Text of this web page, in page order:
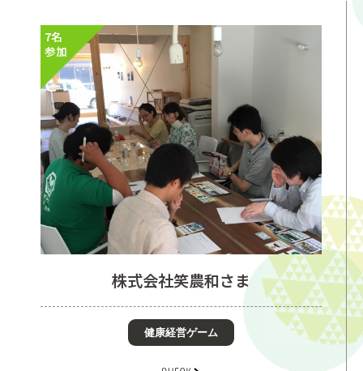
7名
参加
株式会社笑農和さま
健康経営ゲーム